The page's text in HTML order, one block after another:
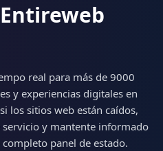
real para más de 9000
y experiencias digitales en
los sitios web están caídos,
y mantente informado
panel de estado.